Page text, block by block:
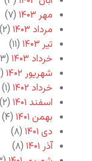
مهر ۱۴۰۳
(۷)
مرداد ۱۴۰۳
(۲)
تیر ۱۴۰۳
(۱۱)
خرداد ۱۴۰۳
(۱۳)
شهریور ۱۴۰۲
(۲)
خرداد ۱۴۰۲
(۱)
اسفند ۱۴۰۱
(۲)
بهمن ۱۴۰۱
(۴)
دی ۱۴۰۱
(۸)
آذر ۱۴۰۱
(۸)